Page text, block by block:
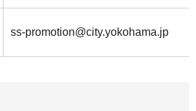
ss-promotion@city.yokohama.jp